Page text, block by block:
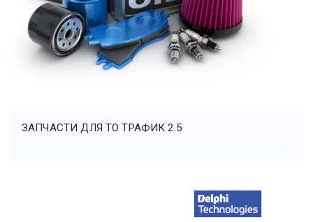
ЗАПЧАСТИ ДЛЯ ТО ТРАФИК 2.5